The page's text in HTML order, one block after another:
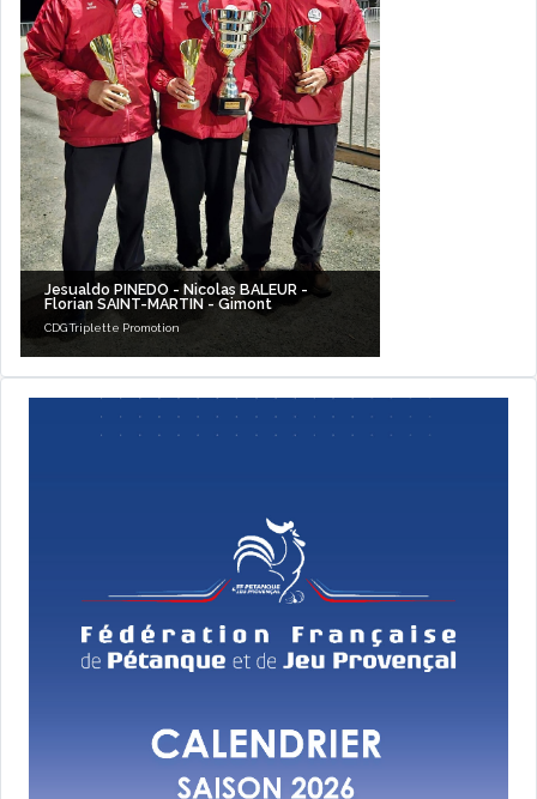
Jesualdo PINEDO - Nicolas BALEUR -
Florian SAINT-MARTIN - Gimont
CDG Triplette Promotion